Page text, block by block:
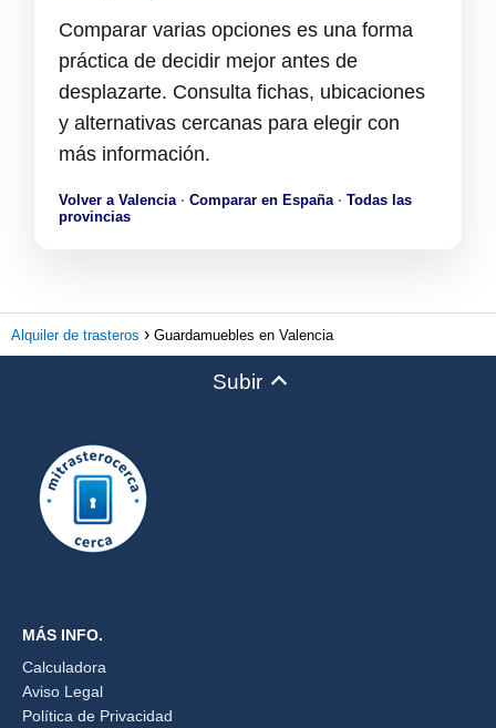
Comparar varias opciones es una forma
práctica de decidir mejor antes de
desplazarte. Consulta fichas, ubicaciones
y alternativas cercanas para elegir con
más información.
Volver a Valencia· Comparar en España· Todas las
provincias
Alquiler de trasteros Guardamuebles en Valencia
Subir
MÁS INFO.
Calculadora
Aviso Legal
Política de Privacidad